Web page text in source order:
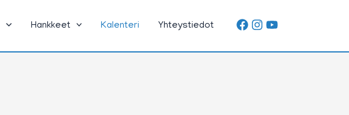
Hankkeet Kalenteri Yhteystiedot